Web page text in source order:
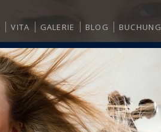
VITA GALERIE BLOG BUCHUNG